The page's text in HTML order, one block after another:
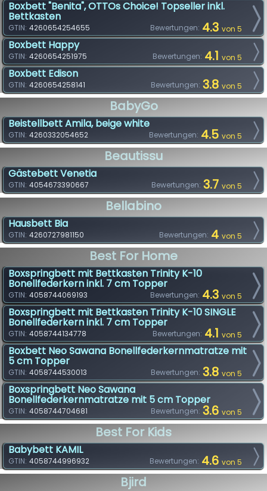
Boxbett "Benita", OTTOs Choice! Topseller inkl.
Bettkasten
Bewertungen: 4.3 von 5
GTIN: 4260654254655
Boxbett Happy
Bewertungen: 4.1 von 5
GTIN: 4260654251975
Boxbett Edison
Bewertungen: 3.8 von 5
GTIN: 4260654258141
BabyGo
Beistellbett Amila, beige white
Bewertungen: 4.5 von 5
GTIN: 4260332054652
Beautissu
Gästebett Venetia
Bewertungen: 3.7 von 5
GTIN: 4054673390667
Bellabino
Hausbett Bia
Bewertungen: 4 von 5
GTIN: 4260727981150
Best For Home
Boxspringbett mit Bettkasten Trinity K-10
Bonellfederkern inkl. 7 cm Topper
Bewertungen: 4.3 von 5
GTIN: 4058744069193
Boxspringbett mit Bettkasten Trinity K-10 SINGLE
Bonellfederkern inkl. 7 cm Topper
Bewertungen: 4.1 von 5
GTIN: 4058744134778
Boxbett Neo Sawana Bonellfederkernmatratze mit
5 cm Topper
Bewertungen: 3.8 von 5
GTIN: 4058744530013
Boxspringbett Neo Sawana
Bonellfederkernmatratze mit 5 cm Topper
Bewertungen: 3.6 von 5
GTIN: 4058744704681
Best For Kids
Babybett KAMIL
Bewertungen: 4.6 von 5
GTIN: 4058744996932
Bjird